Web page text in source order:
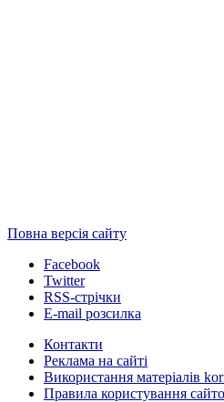
Повна версія сайту
Facebook
Twitter
RSS-стрічки
E-mail розсилка
Контакти
Реклама на сайті
Використання матеріалів
Правила користування